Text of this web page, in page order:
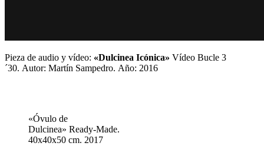
Pieza de audio y vídeo: «Dulcinea Icónica» Vídeo Bucle 3
´30. Autor: Martín Sampedro. Año: 2016
«Óvulo de
Dulcinea» Ready-Made.
40x40x50 cm. 2017